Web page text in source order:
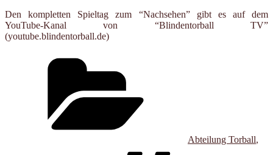
Den kompletten Spieltag zum “Nachsehen” gibt es auf dem
YouTube-Kanal von “Blindentorball TV”
(youtube.blindentorball.de)
Abteilung Torball,